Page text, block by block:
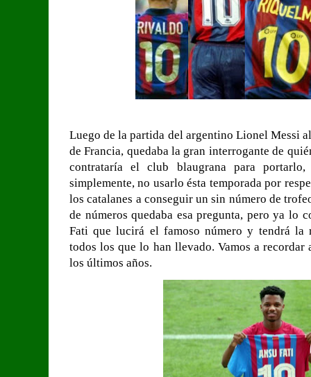
Luego de la partida del argentino Lionel Messi
de Francia, quedaba la gran interrogante de
contrataría el club blaugrana para
simplemente, no usarlo ésta temporada por
los catalanes a conseguir un sin número de
de números quedaba esa pregunta, pero ya lo
Fati que lucirá el famoso número y tendrá la
todos los que lo han llevado. Vamos a
los últimos años.